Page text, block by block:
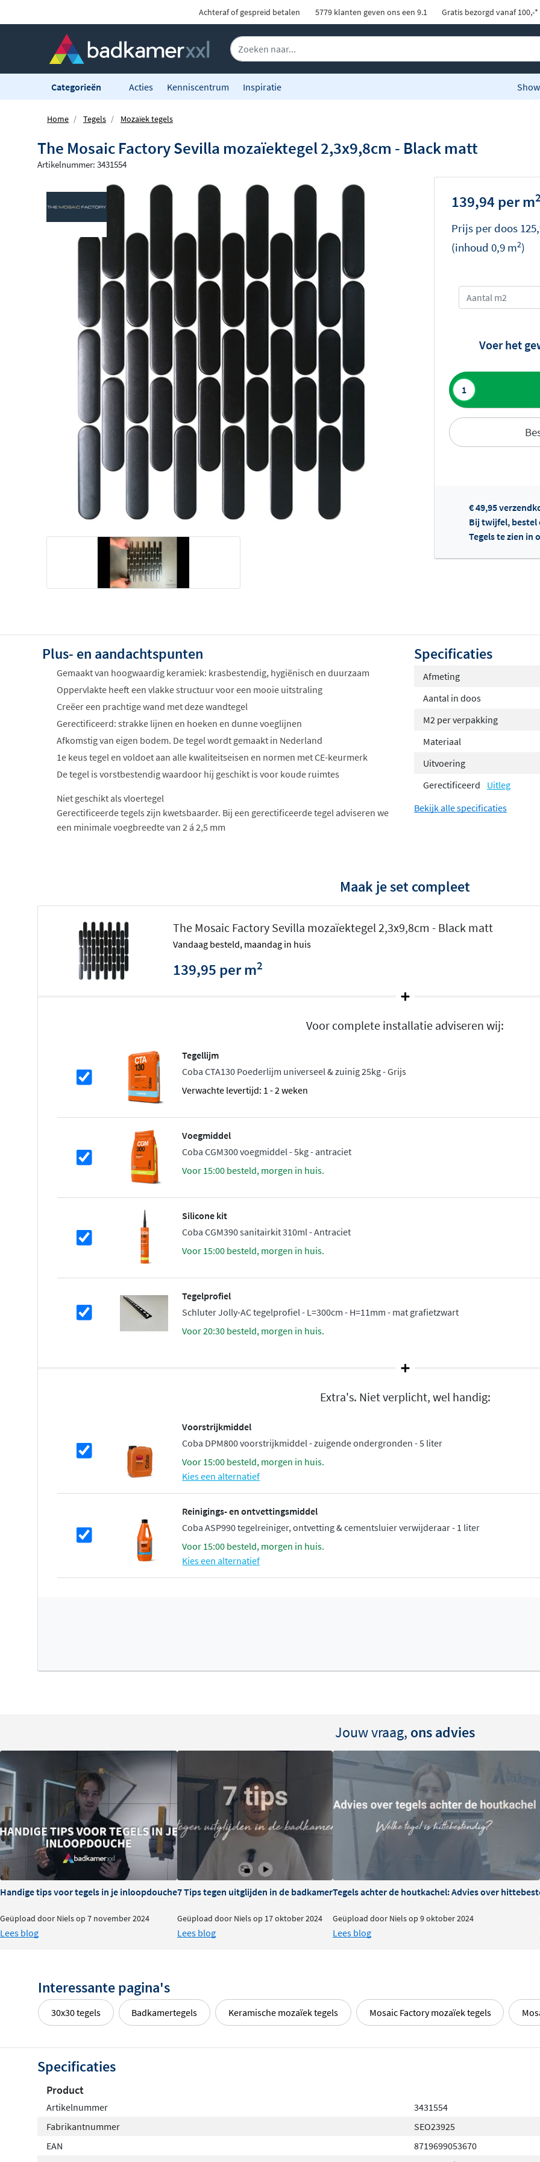
Achteraf of gespreid betalen 5779 klanten geven ons een 9.1 Gratis bezorgd vanaf 100,-*
Categorieën Acties Kenniscentrum Inspiratie
Home Tegels Mozaïek tegels
The Mosaic Factory Sevilla mozaïektegel 2,3x9,8cm - Black matt
Artikelnummer: 3431554
139,94 per m2
Prijs per doos
(inhoud 0,9 m2)
Voer het
Toevoegen aan
€ 49,95
Bij twijfel, bestel
Tegels te zien in
Plus- en aandachtspunten
Gemaakt van hoogwaardig keramiek: krasbestendig, hygiënisch en duurzaam
Oppervlakte heeft een vlakke structuur voor een mooie uitstraling
Creëer een prachtige wand met deze wandtegel
Gerectificeerd: strakke lijnen en hoeken en dunne voeglijnen
Afkomstig van eigen bodem. De tegel wordt gemaakt in Nederland
1e keus tegel en voldoet aan alle kwaliteitseisen en normen met CE-keurmerk
De tegel is vorstbestendig waardoor hij geschikt is voor koude ruimtes
Niet geschikt als vloertegel
Gerectificeerde tegels zijn kwetsbaarder. Bij een gerectificeerde tegel adviseren we
een minimale voegbreedte van 2 á 2,5 mm
Specificaties
Afmeting
Aantal in doos
M2 per verpakking
Materiaal
Uitvoering
Gerectificeerd
Uitleg
Bekijk alle specificaties
Maak je set compleet
The Mosaic Factory Sevilla mozaïektegel 2,3x9,8cm - Black matt
vandaag besteld, maandag in huis
139,95 per m2
Voor complete installatie adviseren wij:
Tegellijm
Coba CTA130 Poederlijm universeel & zuinig 25kg - Grijs
Verwachte levertijd: 1 - 2 weken
Voegmiddel
Coba CGM300 voegmiddel - 5kg - antraciet
voor 15:00 besteld, morgen in huis.
Silicone kit
Coba CGM390 sanitairkit 310ml - Antraciet
voor 15:00 besteld, morgen in huis.
Tegelprofiel
Schluter Jolly-AC tegelprofiel - L=300cm - H=11mm - mat grafietzwart
voor 20:30 besteld, morgen in huis.
Extra's. Niet verplicht, wel handig:
Voorstrijkmiddel
Coba DPM800 voorstrijkmiddel - zuigende ondergronden - 5 liter
voor 15:00 besteld, morgen in huis.
Kies een alternatief
Reinigings- en ontvettingsmiddel
Coba ASP990 tegelreiniger, ontvetting & cementsluier verwijderaar - 1 liter
voor 15:00 besteld, morgen in huis.
Kies een alternatief
Jouw vraag, ons advies
Handige tips voor tegels in je inloopdouche
Geüpload door Niels op 7 november 2024
Lees blog
7 Tips tegen uitglijden in de badkamer
Geüpload door Niels op 17 oktober 2024
Lees blog
Tegels achter de houtkachel: Advies over
Geüpload door Niels op 9 oktober 2024
Lees blog
Interessante pagina's
30x30 tegels Badkamertegels Keramische mozaïek tegels Mosaic Factory mozaïek tegels
Specificaties
Product
Artikelnummer
3431554
Fabrikantnummer
SEO23925
EAN
8719699053670